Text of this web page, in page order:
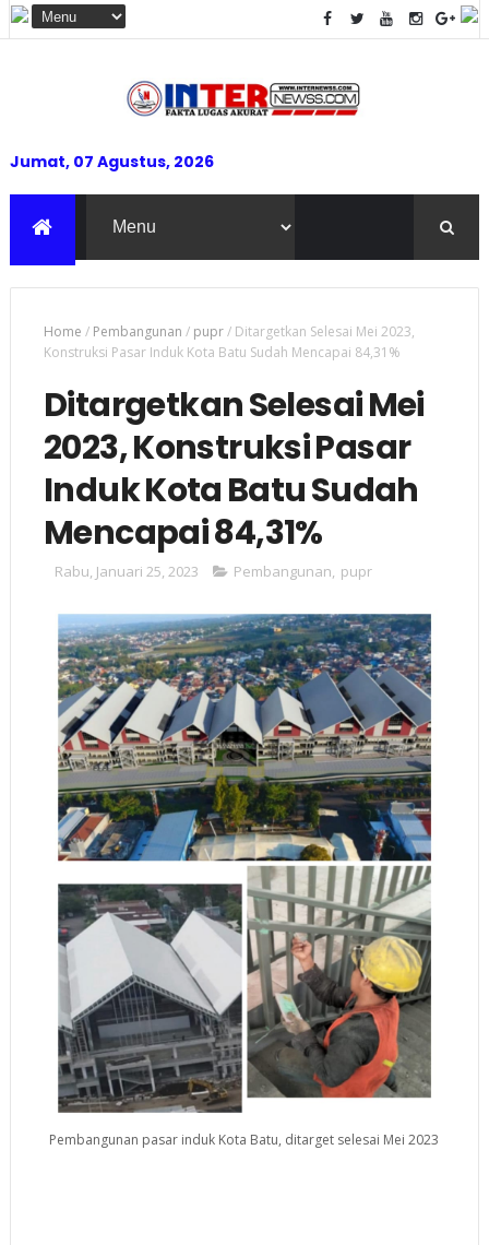
Jumat, 07 Agustus, 2026
Home / Pembangunan / pupr/ Ditargetkan Selesai Mei 2023,
Konstruksi Pasar Induk Kota Batu Sudah Mencapai 84,31%
Ditargetkan Selesai Mei
2023, Konstruksi Pasar
Induk Kota Batu Sudah
Mencapai 84,31%
Rabu, Januari 25, 2023 Pembangunan, pupr
Pembangunan pasar induk Kota Batu, ditarget selesai Mei 2023